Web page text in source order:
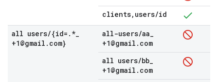
clients, users/id
all users/{id= . *_
+1@gmail . com}
all-users/aa_
+1@gmail . com
all users/bb_
+1@gmail . com